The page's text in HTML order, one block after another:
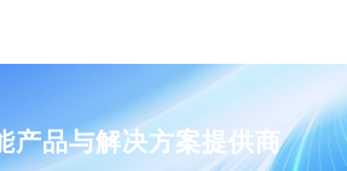
产品与解决方案提供商